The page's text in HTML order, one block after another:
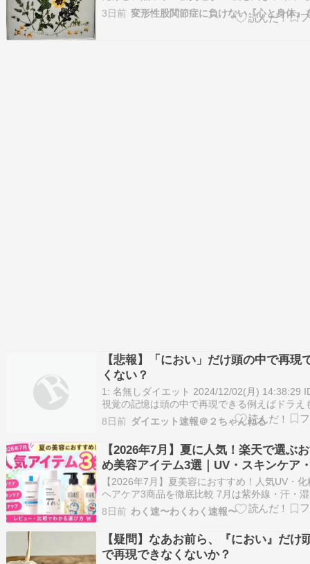
なら変わってあげたいと 思ってしまう 今もラ
インの復旧作業がなかなか進まない と モーニ
3日前
【悲報】「におい」だけ頭の中で再現
くない？
1: 名無しダイエット 2024/12/02(月) 14:38:29
視覚の記憶は頭の中で再現できる例えばドラえ
顔、目を瞑ったら再現できる聴覚の記憶も頭の
現できる例えば「ぼくドラえもんです」頭の中
できるやろ、声優が誰かは世代によるが触覚も
ざら…
8日前 ダイエット速報＠２ちゃんねる
【2026年7月】夏に人気！楽天で選ぶ
め美容アイテム3選｜UV・スキンケア
ケアを比較
【2026年7月】夏美容におすすめ！人気UV・
ヘアケア3商品を徹底比較 7月は紫外線・汗・
ど、肌や髪への負担が気になる季節です。 楽
も、UVケア・スキンケア・ヘアケア商品の人
り、お買い物マラソンやポイントアップ期間に
て購入する方も増えています…
8日前 わく速〜わくわく速報〜
【疑問】なあお前ら、『におい』だけ
で再現できなくないか？